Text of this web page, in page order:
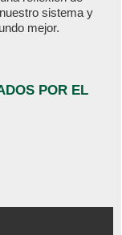
sistema y
mejor.
POR EL